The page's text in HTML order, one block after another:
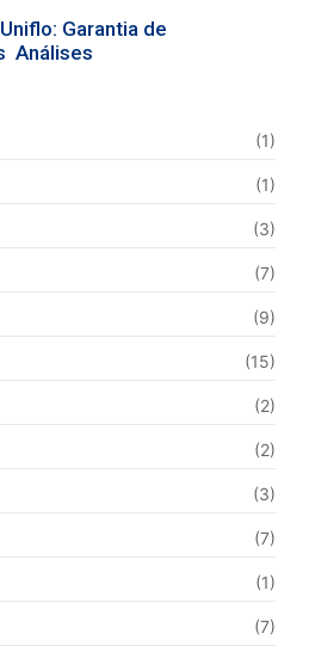
Garantia de
Análises
(1)
(1)
(3)
(7)
(9)
(15)
(2)
(2)
(3)
(7)
(1)
(7)